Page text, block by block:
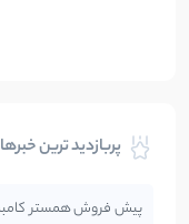
پربازدید ترین خبرها